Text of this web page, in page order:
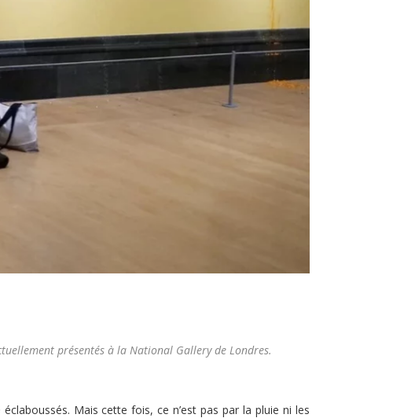
présentés à la National Gallery de Londres.
Mais cette fois, ce n’est pas par la pluie ni les